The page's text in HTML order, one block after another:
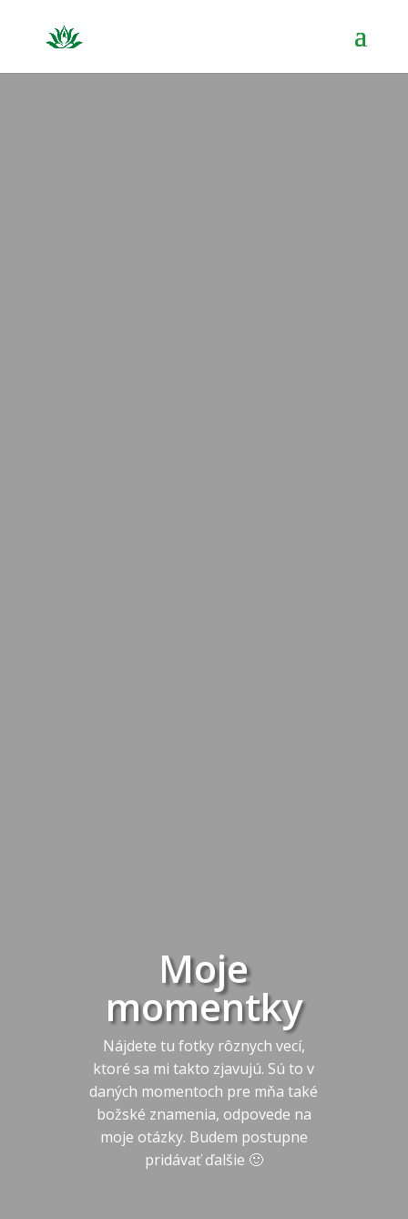
Moje
momentky
Nájdete tu fotky rôznych vecí,
ktoré sa mi takto zjavujú. Sú to v
daných momentoch pre mňa také
božské znamenia, odpovede na
moje otázky. Budem postupne
pridávať ďalšie 🙂